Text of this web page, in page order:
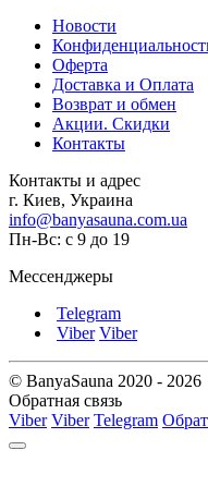
Новости
Оферта
Доставка и Оплата
Возврат и обмен
Акции. Скидки
Контакты
Контакты и адрес
г. Киев, Украина
info@banyasauna.com.ua
Пн-Вс: с 9 до 19
Мессенджеры
Telegram
Viber Viber
© BanyaSauna 2020 - 2026
Обратная связь
Viber Viber Telegram